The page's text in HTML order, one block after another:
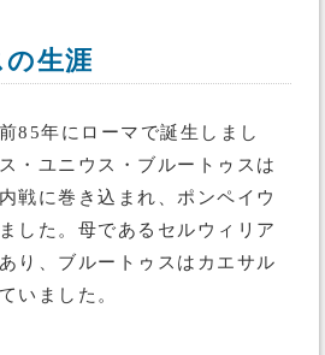
生涯
85年にローマで誕生しまし
・ユニウス・ブルートゥスは
戦に巻き込まれ、ポンペイウ
した。母であるセルウィリア
り、ブルートゥスはカエサル
いました。